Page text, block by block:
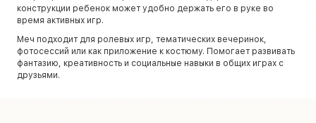
конструкции ребенок может удобно держать его в руке во
время активных игр.
Меч подходит для ролевых игр, тематических вечеринок,
фотосессий или как приложение к костюму. Помогает развивать
фантазию, креативность и социальные навыки в общих играх с
друзьями.